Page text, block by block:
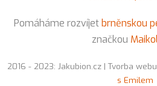
Pomáháme rozvíjet brněnskou
značkou
2016 - 2023: Jakubion.cz | Tvorba
s Emilem